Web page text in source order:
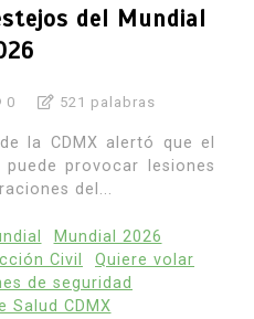
del Mundial
0 521 palabras
la CDMX alertó que el
provocar lesiones
del...
Mundial 2026
Civil
Quiere volar
de seguridad
Salud CDMX